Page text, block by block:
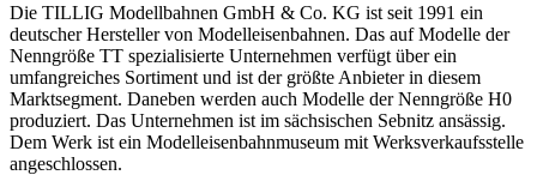
Die TILLIG Modellbahnen GmbH & Co. KG ist seit 1991 ein
deutscher Hersteller von Modelleisenbahnen. Das auf Modelle der
Nenngröße TT spezialisierte Unternehmen verfügt über ein
umfangreiches Sortiment und ist der größte Anbieter in diesem
Marktsegment. Daneben werden auch Modelle der Nenngröße H0
produziert. Das Unternehmen ist im sächsischen Sebnitz ansässig.
Dem Werk ist ein Modelleisenbahnmuseum mit Werksverkaufsstelle
angeschlossen.